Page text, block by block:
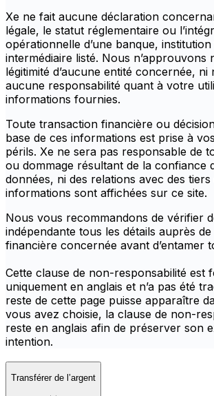
Xe ne fait aucune déclaration
légale, le statut réglementaire ou
opérationnelle d’une banque,
intermédiaire listé. Nous n’approuvons
légitimité d’aucune entité concernée, ni
aucune responsabilité quant à votre
informations fournies.
Toute transaction financière ou
base de ces informations est prise à
périls. Xe ne sera pas responsable de
ou dommage résultant de la confiance
données, ni des relations avec des tiers
informations sont affichées sur ce site.
Nous vous recommandons de vérifier
indépendante tous les détails auprès de
financière concernée avant d’entamer
Cette clause de non-responsabilité est
uniquement en anglais et n’a pas été
reste de cette page puisse apparaître
vous avez choisie, la clause de non-
reste en anglais afin de préserver son
intention.
Transférer de l’argent